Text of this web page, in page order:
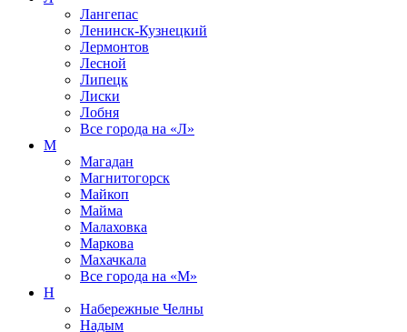
Лангепас
Ленинск-Кузнецкий
Лермонтов
Лесной
Липецк
Лиски
Лобня
Все города на «Л»
М
Магадан
Магнитогорск
Майкоп
Майма
Малаховка
Маркова
Махачкала
Все города на «М»
Н
Набережные Челны
Надым